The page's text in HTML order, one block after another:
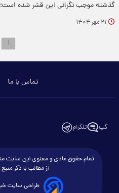
گذشته موجب نگرانی این قشر شده
۲۱ مهر ۱۴۰۴
۱
تماس با ما
گپ تلگرام
تمام حقوق مادی و معنوی این سایت
از مطالب با ذکر
طراحی سایت